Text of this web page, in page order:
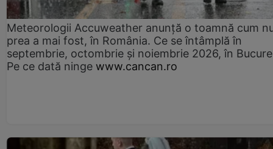
Meteorologii Accuweather anunță o toamnă cum
prea a mai fost, în România. Ce se întâmplă în
septembrie, octombrie și noiembrie 2026, în
Pe ce dată ninge www.cancan.ro